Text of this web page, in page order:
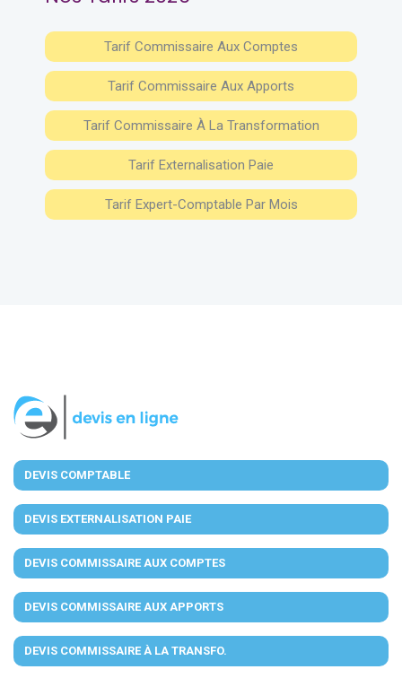
Tarif Commissaire Aux Comptes
Tarif Commissaire Aux Apports
Tarif Commissaire À La Transformation
Tarif Externalisation Paie
Tarif Expert-Comptable Par Mois
DEVIS COMPTABLE
DEVIS EXTERNALISATION PAIE
DEVIS COMMISSAIRE AUX COMPTES
DEVIS COMMISSAIRE AUX APPORTS
DEVIS COMMISSAIRE À LA TRANSFO.